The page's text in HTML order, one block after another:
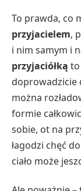
To prawda, co
przyjacielem,
i nim samym i
przyjaciółką to
doprowadzicie
można
formie
sobie, ot na
łagodzi chęć
ciało może